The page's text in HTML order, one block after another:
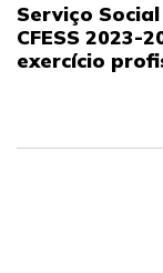
Serviço
CFESS 2023-
exercício